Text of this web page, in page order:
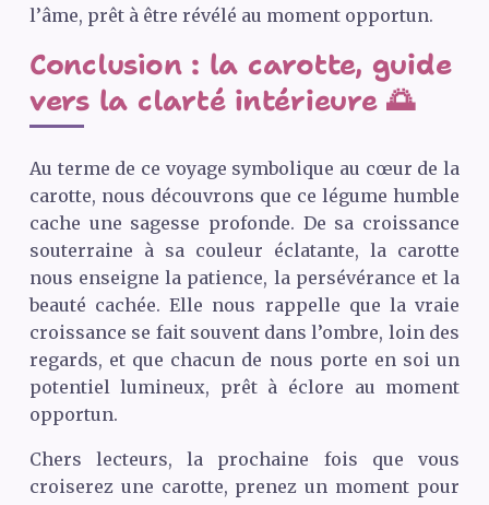
l’âme, prêt à être révélé au moment opportun.
Conclusion : la carotte, guide
vers la clarté intérieure 🌅
Au terme de ce voyage symbolique au cœur de la
carotte, nous découvrons que ce légume humble
cache une sagesse profonde. De sa croissance
souterraine à sa couleur éclatante, la carotte
nous enseigne la patience, la persévérance et la
beauté cachée. Elle nous rappelle que la vraie
croissance se fait souvent dans l’ombre, loin des
regards, et que chacun de nous porte en soi un
potentiel lumineux, prêt à éclore au moment
opportun.
Chers lecteurs, la prochaine fois que vous
croiserez une carotte, prenez un moment pour